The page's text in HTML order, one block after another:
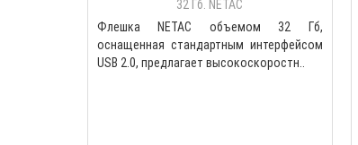
32 Гб. NETAC
Флешка NETAC объемом 32 Гб,
оснащенная стандартным интерфейсом
USB 2.0, предлагает высокоскоростн..